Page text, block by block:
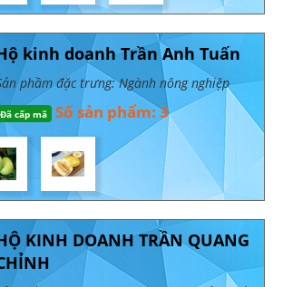
kinh doanh Trần Anh Tuấn
phầm đặc trưng: Ngành nông nghiệp
Đã cấp mã Số sản phẩm: 3
KINH DOANH TRẦN QUANG